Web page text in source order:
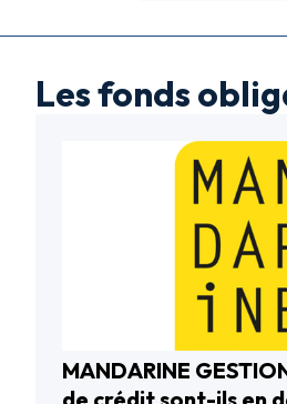
Les fonds
Fonds obligataires
MANDARINE